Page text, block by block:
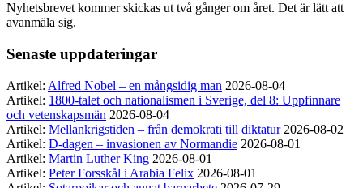
Nyhetsbrevet kommer skickas ut två gånger om året. Det är lätt att
avanmäla sig.
Senaste uppdateringar
Artikel: Alfred Nobel – en mångsidig man 2026-08-04
Artikel: 1800-talet och nationalismen i Sverige, del 8: Uppfinnare
och vetenskapsmän 2026-08-04
Artikel: Mellankrigstiden – från demokrati till diktatur 2026-08-02
Artikel: D-dagen – invasionen av Normandie 2026-08-01
Artikel: Martin Luther King 2026-08-01
Artikel: Peter Forsskål i Arabia Felix 2026-08-01